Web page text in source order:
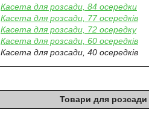
Касета для розсади, 84 осередки
Касета для розсади, 77 осередків
Касета для розсади, 72 осередку
Касета для розсади, 60 осередків
Касета для розсади, 40 осередків
Товари для розсади